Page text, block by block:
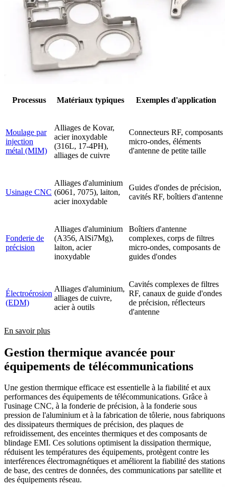
Processus Matériaux typiques Exemples d'application
Moulage par
injection
métal (MIM)
Alliages de Kovar,
acier inoxydable
(316L, 17-4PH),
alliages de cuivre
Connecteurs RF, composants
micro-ondes, éléments
d'antenne de petite taille
Usinage CNC
Alliages d'aluminium
(6061, 7075), laiton,
acier inoxydable
Guides d'ondes de précision,
cavités RF, boîtiers d'antenne
Fonderie de
précision
Alliages d'aluminium
(A356, AlSi7Mg),
laiton, acier
inoxydable
Boîtiers d'antenne
complexes, corps de filtres
micro-ondes, composants de
guides d'ondes
Électroérosion
(EDM)
Alliages d'aluminium,
alliages de cuivre,
acier à outils
Cavités complexes de filtres
RF, canaux de guide d'ondes
de précision, réflecteurs
d'antenne
En savoir plus
Gestion thermique avancée pour
équipements de télécommunications
Une gestion thermique efficace est essentielle à la fiabilité et aux
performances des équipements de télécommunications. Grâce à
l'usinage CNC, à la fonderie de précision, à la fonderie sous
pression de l'aluminium et à la fabrication de tôlerie, nous fabriquons
des dissipateurs thermiques de précision, des plaques de
refroidissement, des enceintes thermiques et des composants de
blindage EMI. Ces solutions optimisent la dissipation thermique,
réduisent les températures des équipements, protègent contre les
interférences électromagnétiques et améliorent la fiabilité des stations
de base, des centres de données, des communications par satellite et
des équipements réseau.